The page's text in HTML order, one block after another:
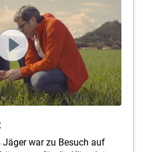
Jäger war zu Besuch auf